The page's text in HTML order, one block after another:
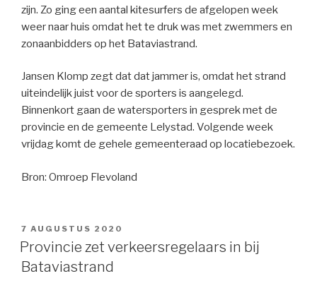
zijn. Zo ging een aantal kitesurfers de afgelopen week
weer naar huis omdat het te druk was met zwemmers en
zonaanbidders op het Bataviastrand.
Jansen Klomp zegt dat dat jammer is, omdat het strand
uiteindelijk juist voor de sporters is aangelegd.
Binnenkort gaan de watersporters in gesprek met de
provincie en de gemeente Lelystad. Volgende week
vrijdag komt de gehele gemeenteraad op locatiebezoek.
Bron: Omroep Flevoland
GEPLAATST
OP
7 AUGUSTUS 2020
Provincie zet verkeersregelaars in bij
Bataviastrand